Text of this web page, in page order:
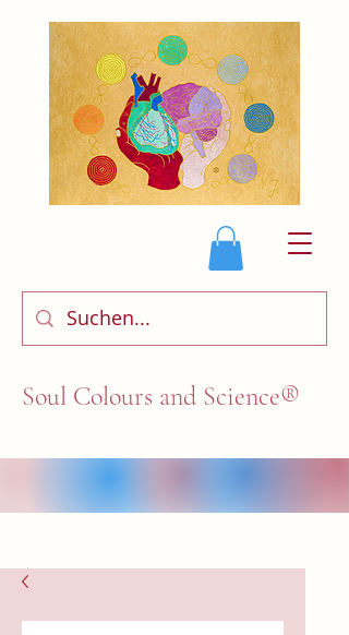
Soul Colours and Science®